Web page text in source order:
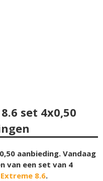
set 4x0,50
aanbieding. Vandaag
van een set van 4
8.6.